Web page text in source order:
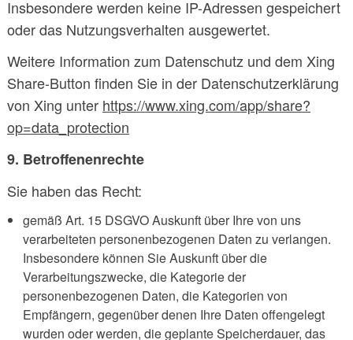
Insbesondere werden keine IP-Adressen gespeichert
oder das Nutzungsverhalten ausgewertet.
Weitere Information zum Datenschutz und dem Xing
Share-Button finden Sie in der Datenschutzerklärung
von Xing unter https://www.xing.com/app/share?
op=data_protection
9. Betroffenenrechte
Sie haben das Recht:
gemäß Art. 15 DSGVO Auskunft über Ihre von uns
verarbeiteten personenbezogenen Daten zu verlangen.
Insbesondere können Sie Auskunft über die
Verarbeitungszwecke, die Kategorie der
personenbezogenen Daten, die Kategorien von
Empfängern, gegenüber denen Ihre Daten offengelegt
wurden oder werden, die geplante Speicherdauer, das